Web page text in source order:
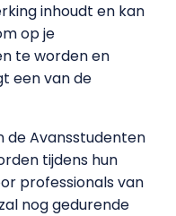
inhoudt en kan
op je
te worden en
een van de
de Avansstudenten
tijdens hun
professionals van
nog gedurende